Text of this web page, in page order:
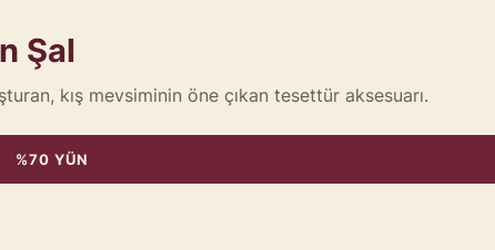
Şal
kış mevsiminin öne çıkan tesettür aksesuarı.
%70 YÜN